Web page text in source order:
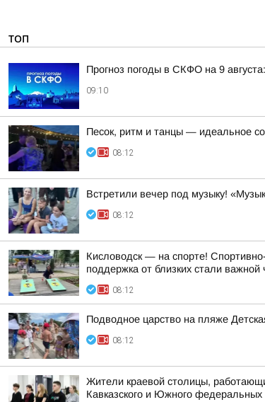
ТОП
Прогноз погоды в СКФО на 9 августа:
09:10
Песок, ритм и танцы — идеальное
08:12
Встретили вечер под музыку!
08:12
Кисловодск — на спорте!
поддержка от близких стали важной
08:12
Подводное царство на пляже
08:12
Жители краевой столицы,
Кавказского и Южного федеральных